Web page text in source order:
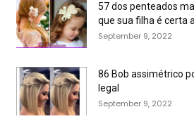
57 dos penteados
que sua filha é certa
September 9, 2022
86 Bob assimétrico
legal
September 9, 2022